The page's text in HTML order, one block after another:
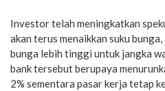
Investor telah meningkatkan
akan terus menaikkan suku
bunga lebih tinggi untuk jangka
bank tersebut berupaya
2% sementara pasar kerja tetap